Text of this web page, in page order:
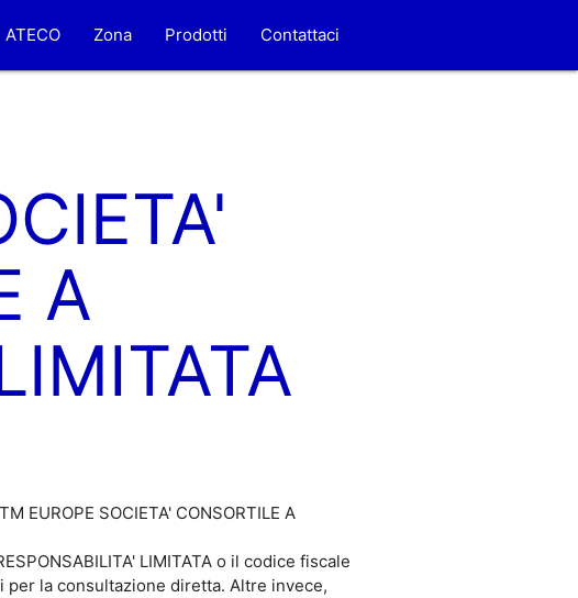
ATECO Zona Prodotti Contattaci
A
EUROPE SOCIETA' CONSORTILE A
LIMITATA o il codice fiscale
per la consultazione diretta. Altre invece,